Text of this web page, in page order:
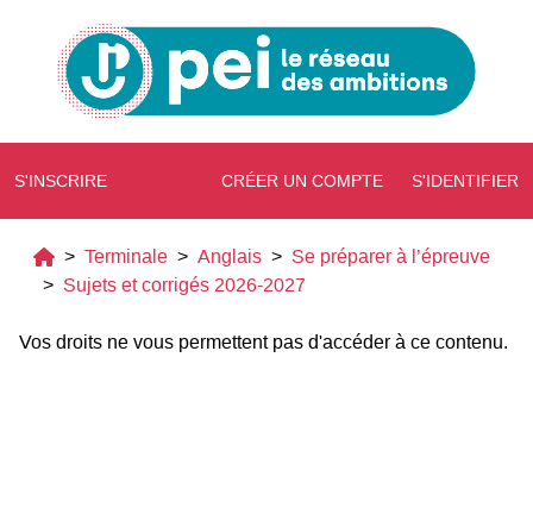
S'INSCRIRE CRÉER UN COMPTE S'IDENTIFIER
> Terminale > Anglais > Se préparer à l’épreuve
> Sujets et corrigés 2026-2027
Vos droits ne vous permettent pas d'accéder à ce contenu.